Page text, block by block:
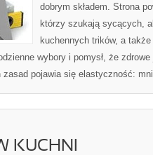
dobrym składem. Strona
którzy szukają sycących,
kuchennych trików, a
wybory i pomysł, że
zasad pojawia się elastyczność:
KUCHNI